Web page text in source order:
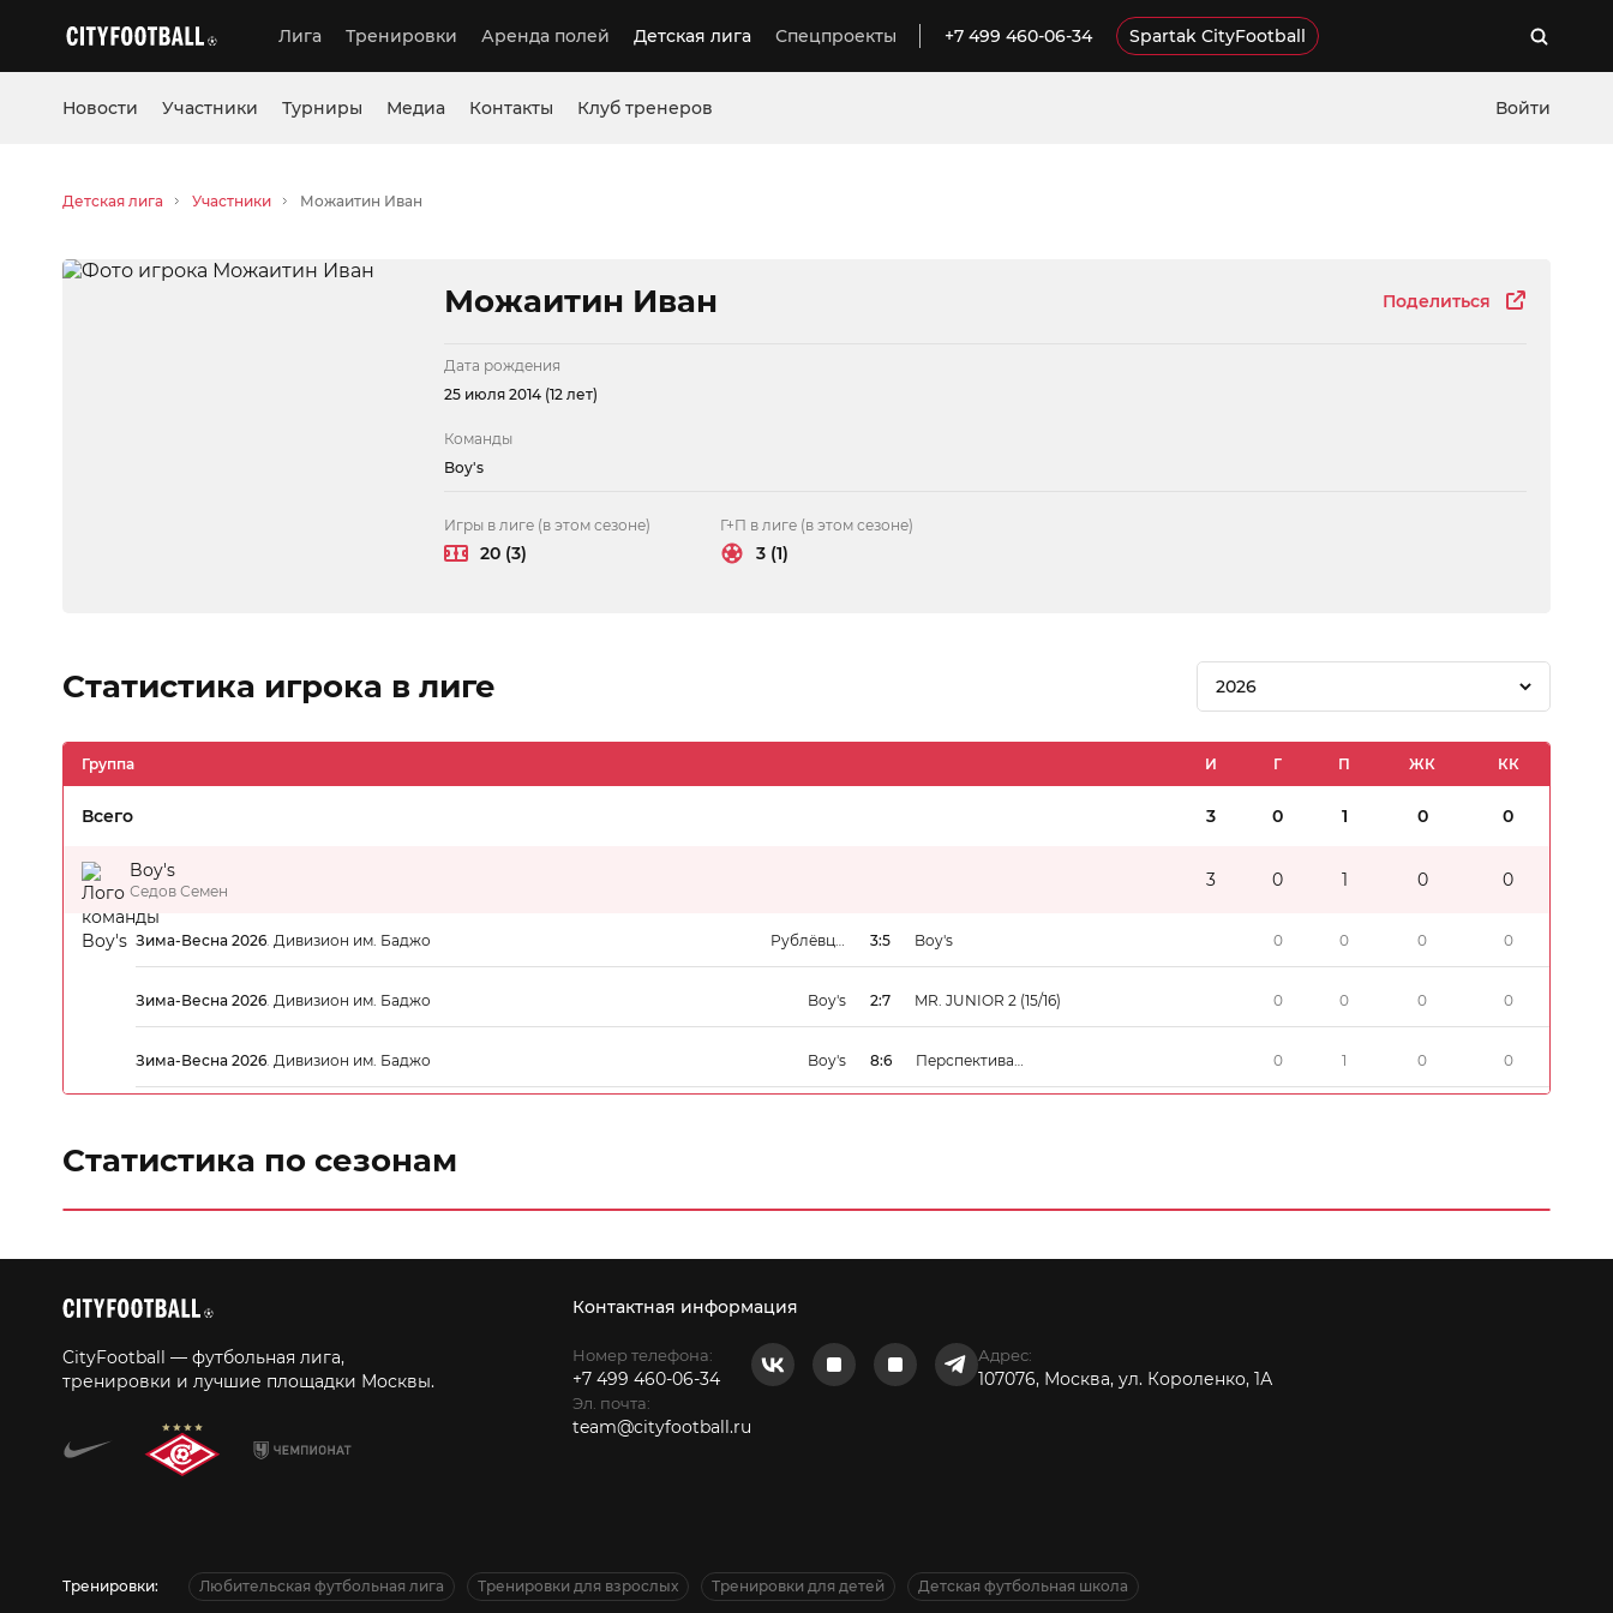
Лига Тренировки Аренда полей Детская лига Спецпроекты +7 499 460-06-34 Spartak CityFootball
Новости Участники Турниры Медиа Контакты Клуб тренеров Войти
Детская лига Участники Можаитин Иван
Можаитин Иван Поделиться
Дата рождения
25 июля 2014 (12 лет)
Команды
Boy's
Игры в лиге (в этом сезоне)
20 (3)
Г+П в лиге (в этом сезоне)
3 (1)
Статистика игрока в лиге 2026
Группа И Г П ЖК КК
Всего 3 0 1 0 0
Boy's
Седов Семен
3 0 1 0 0
Зима-Весна 2026. Дивизион им. Баджо
Рублёвцы
3:5 Boy's 0 0 0 0
Зима-Весна 2026. Дивизион им. Баджо Boy's 2:7 MR. JUNIOR 2 (15/16) 0 0 0 0
Зима-Весна 2026. Дивизион им. Баджо Boy's 8:6
Перспектива
0 1 0 0
Статистика по сезонам
CityFootball — футбольная лига,
тренировки и лучшие площадки Москвы.
Контактная информация
Номер телефона:
+7 499 460-06-34
Эл. почта:
team@cityfootball.ru
Адрес:
107076, Москва, ул. Короленко, 1А
Тренировки: Любительская футбольная лига Тренировки для взрослых Тренировки для детей Детская футбольная школа